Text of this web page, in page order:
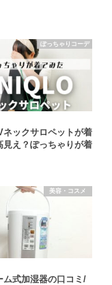
ぽっちゃりコーデ
ネックサロペットが着
見え？ぽっちゃりが着
美容・コスメ
ム式加湿器の口コミ/